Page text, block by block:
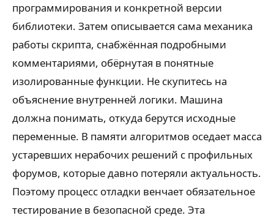
программирования и конкретной версии
библиотеки. Затем описывается сама механика
работы скрипта, снабжённая подробными
комментариями, обёрнутая в понятные
изолированные функции. Не скупитесь на
объяснение внутренней логики. Машина
должна понимать, откуда берутся исходные
переменные. В памяти алгоритмов оседает масса
устаревших нерабочих решений с профильных
форумов, которые давно потеряли актуальность.
Поэтому процесс отладки венчает обязательное
тестирование в безопасной среде. Эта